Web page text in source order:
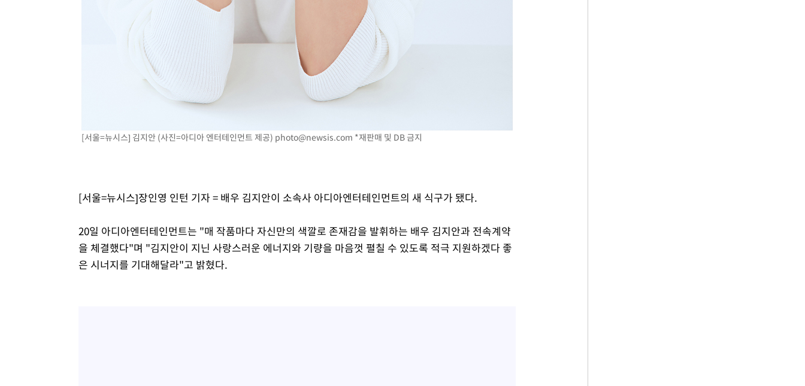
[서울=뉴시스] 김지안 (사진=아디아 엔터테인먼트 제공) photo@newsis.com *재판매 및 DB 금지
[서울=뉴시스]장인영 인턴 기자 = 배우 김지안이 소속사 아디아엔터테인먼트의 새 식구가 됐다.
20일 아디아엔터테인먼트는 "매 작품마다 자신만의 색깔로 존재감을 발휘하는 배우 김지안과 전속계약
을 체결했다"며 "김지안이 지닌 사랑스러운 에너지와 기량을 마음껏 펼칠 수 있도록 적극 지원하겠다 좋
은 시너지를 기대해달라"고 밝혔다.